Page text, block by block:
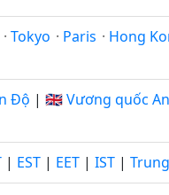
· Tokyo · Paris · Hong
Độ | 🇬🇧 Vương quốc
| EST | EET | IST |